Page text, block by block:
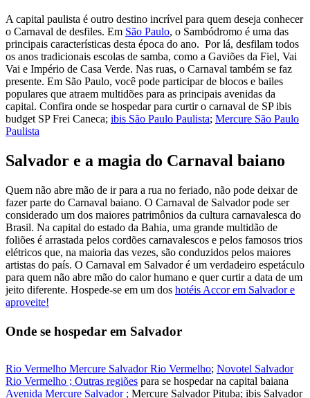
A capital paulista é outro destino incrível para quem deseja conhecer
o Carnaval de desfiles. Em São Paulo, o Sambódromo é uma das
principais características desta época do ano. Por lá, desfilam todos
os anos tradicionais escolas de samba, como a Gaviões da Fiel, Vai
Vai e Império de Casa Verde. Nas ruas, o Carnaval também se faz
presente. Em São Paulo, você pode participar de blocos e bailes
populares que atraem multidões para as principais avenidas da
capital. Confira onde se hospedar para curtir o carnaval de SPibis
budget SP Frei Caneca; ibis São Paulo Paulista; Mercure São Paulo
Paulista
Salvador e a magia do Carnaval baiano
Quem não abre mão de ir para a rua no feriado, não pode deixar de
fazer parte do Carnaval baiano. O Carnaval de Salvador pode ser
considerado um dos maiores patrimônios da cultura carnavalesca do
Brasil. Na capital do estado da Bahia, uma grande multidão de
foliões é arrastada pelos cordões carnavalescos e pelos famosos trios
elétricos que, na maioria das vezes, são conduzidos pelos maiores
artistas do país. O Carnaval em Salvador é um verdadeiro espetáculo
para quem não abre mão do calor humano e quer curtir a data de um
jeito diferente. Hospede-se em um dos hotéis Accor em Salvador e
aproveite!
Onde se hospedar em Salvador
Rio Vermelho Mercure Salvador Rio Vermelho; Novotel Salvador
Rio Vermelho ; Outras regiões para se hospedar na capital baiana
Avenida Mercure Salvador ; Mercure Salvador Pituba; ibis Salvador